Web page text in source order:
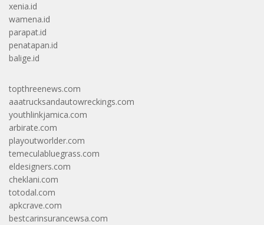
xenia.id
wamena.id
parapat.id
penatapan.id
balige.id
topthreenews.com
aaatrucksandautowreckings.com
youthlinkjamica.com
arbirate.com
playoutworlder.com
temeculabluegrass.com
eldesigners.com
cheklani.com
totodal.com
apkcrave.com
bestcarinsurancewsa.com